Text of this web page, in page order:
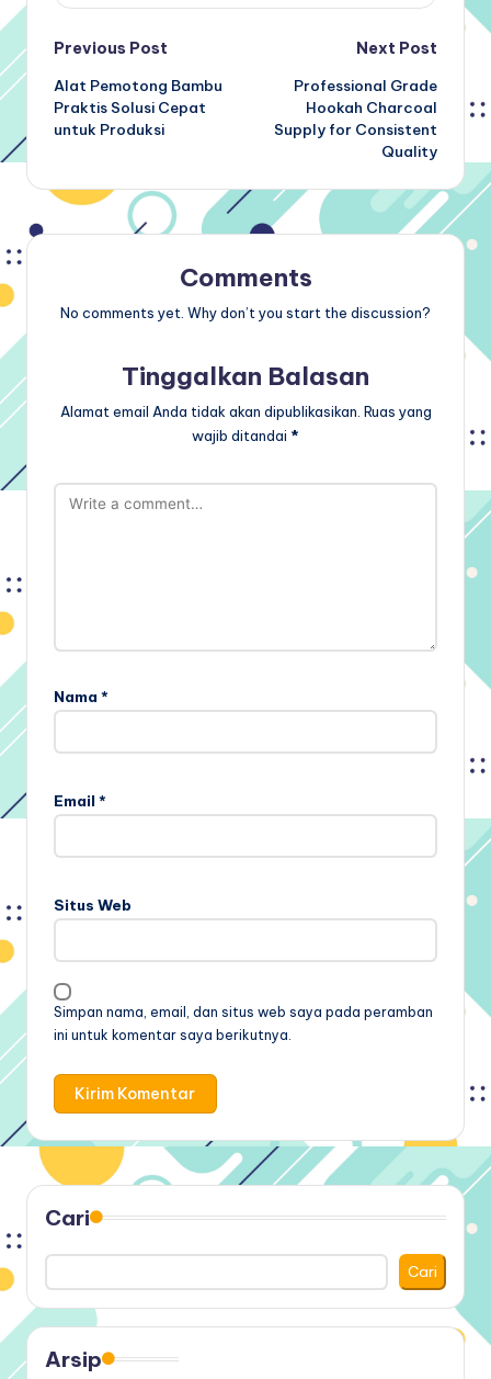
Post
navigation
Previous Post
Alat Pemotong Bambu
Praktis Solusi Cepat
untuk Produksi
Next Post
Professional Grade
Hookah Charcoal
Supply for Consistent
Quality
Comments
No comments yet. Why don’t you start the discussion?
Tinggalkan Balasan
Alamat email Anda tidak akan dipublikasikan. Ruas yang
wajib ditandai *
Nama *
Email *
Situs Web
Simpan nama, email, dan situs web saya pada peramban
ini untuk komentar saya berikutnya.
Cari
Cari
Arsip